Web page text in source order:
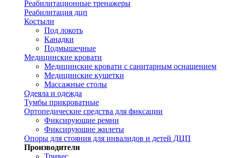
Реабилитационные тренажеры
Реабилитация дцп
Костыли
Под локоть
Канадки
Подмышечные
Медицинские кровати
Медицинские кровати с санитарным оснащением
Медицинские кушетки
Массажные столы
Одеяла и одежда
Тумбы прикроватные
Ортопедические средства для фиксации
Фиксирующие ремни
Фиксирующие жилеты
Опоры для стояния для инвалидов и детей ДЦП
Производители
Тривес